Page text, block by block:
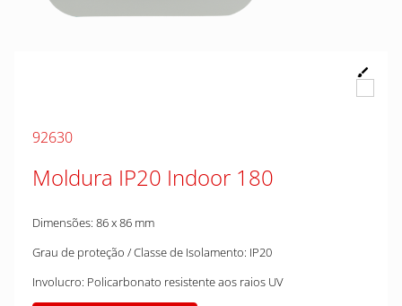
92630
Moldura IP20 Indoor 180
Dimensões: 86 x 86 mm
Grau de proteção / Classe de Isolamento: IP20
Involucro: Policarbonato resistente aos raios UV